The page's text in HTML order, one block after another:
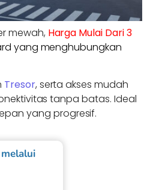
mewah, Harga Mulai Dari 3
yang menghubungkan
Tresor, serta akses mudah
tanpa batas. Ideal
yang progresif.